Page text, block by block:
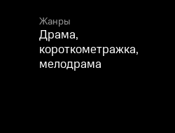
Жанры
Драма,
короткометражка,
мелодрама